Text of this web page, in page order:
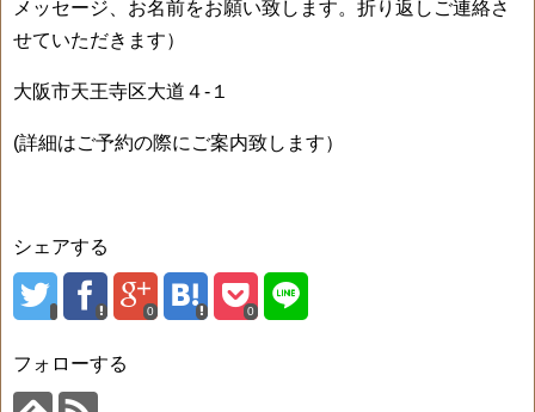
メッセージ、お名前をお願い致します。折り返しご連絡さ
せていただきます）
大阪市天王寺区大道４-１
(詳細はご予約の際にご案内致します）
シェアする
0 0
フォローする